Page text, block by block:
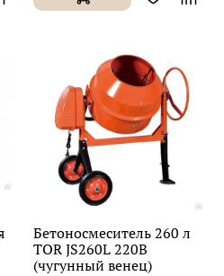
Бетоносмеситель 260 л
TOR JS260L 220В
(чугунный венец)